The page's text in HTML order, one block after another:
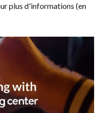
plus d'informations (en